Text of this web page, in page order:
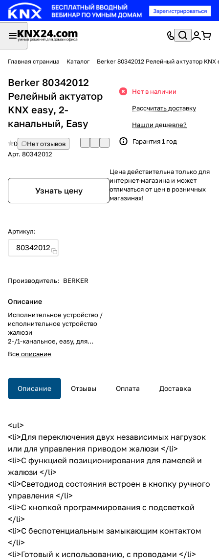
Главная страница Каталог Berker 80342012 Релейный актуатор
Berker 80342012
Релейный актуатор
KNX easy, 2-
канальный, Easy
0
Нет отзывов
Арт. 80342012
Узнать цену
Артикул:
80342012
Производитель: BERKER
Описание
Исполнительное устройство /
исполнительное устройство
жалюзи
2-/1-канальное, easy, для
скрытого монтажа,
6 А. <br>Исполнительное
исполнительное устройство
жалюзи
2-/1-канальное, easy, для
Все описание
Нет в наличии
Рассчитать доставку
Нашли дешевле?
Гарантия 1 год
Цена действительна только для
интернет-магазина и может
отличаться от цен в розничных
магазинах!
Описание Отзывы Оплата Доставка
<ul>
<li>Для переключения двух независимых нагрузок
или для управления приводом жалюзи </li>
<li>С функцией позиционирования для ламелей и
жалюзи </li>
<li>Светодиод состояния встроен в кнопку ручного
управления </li>
<li>С кнопкой программирования с подсветкой
</li>
<li>С беспотенциальным замыкающим контактом
</li>
<li>Готовый к использованию, с проводами </li>